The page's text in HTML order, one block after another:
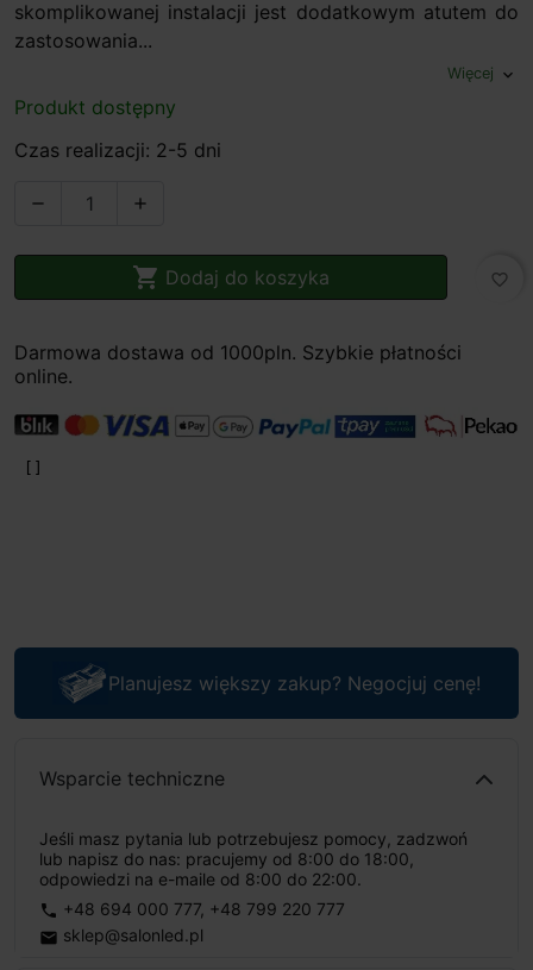
skomplikowanej instalacji jest dodatkowym atutem do
zastosowania...
Więcej expand_more
Produkt dostępny
Czas realizacji: 2-5 dni
 
 Dodaj do koszyka favorite_border
Darmowa dostawa od 1000pln. Szybkie płatności
online.
Planujesz większy zakup? Negocjuj cenę!
Wsparcie techniczne
Jeśli masz pytania lub potrzebujesz pomocy, zadzwoń
lub napisz do nas: pracujemy od 8:00 do 18:00,
odpowiedzi na e-maile od 8:00 do 22:00.
phone +48 694 000 777, +48 799 220 777
email sklep@salonled.pl